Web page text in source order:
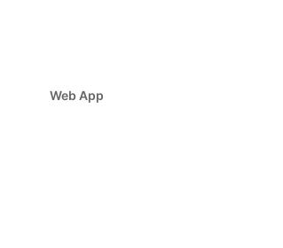
Web App